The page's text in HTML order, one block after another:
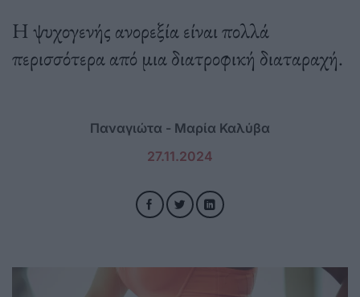
Η ψυχογενής ανορεξία είναι πολλά
περισσότερα από μια διατροφική διαταραχή.
Παναγιώτα - Μαρία Καλύβα
27.11.2024